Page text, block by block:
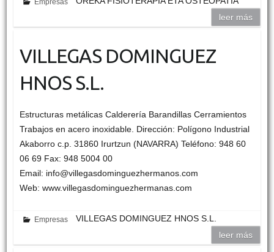
Empresas
leer más
VILLEGAS DOMINGUEZ
HNOS S.L.
Estructuras metálicas Calderería Barandillas Cerramientos
Trabajos en acero inoxidable. Dirección: Polígono Industrial
Akaborro c.p. 31860 Irurtzun (NAVARRA) Teléfono: 948 60
06 69 Fax: 948 5004 00
Email: info@villegasdominguezhermanos.com
Web: www.villegasdominguezhermanas.com
Empresas
VILLEGAS DOMINGUEZ HNOS S.L.
leer más